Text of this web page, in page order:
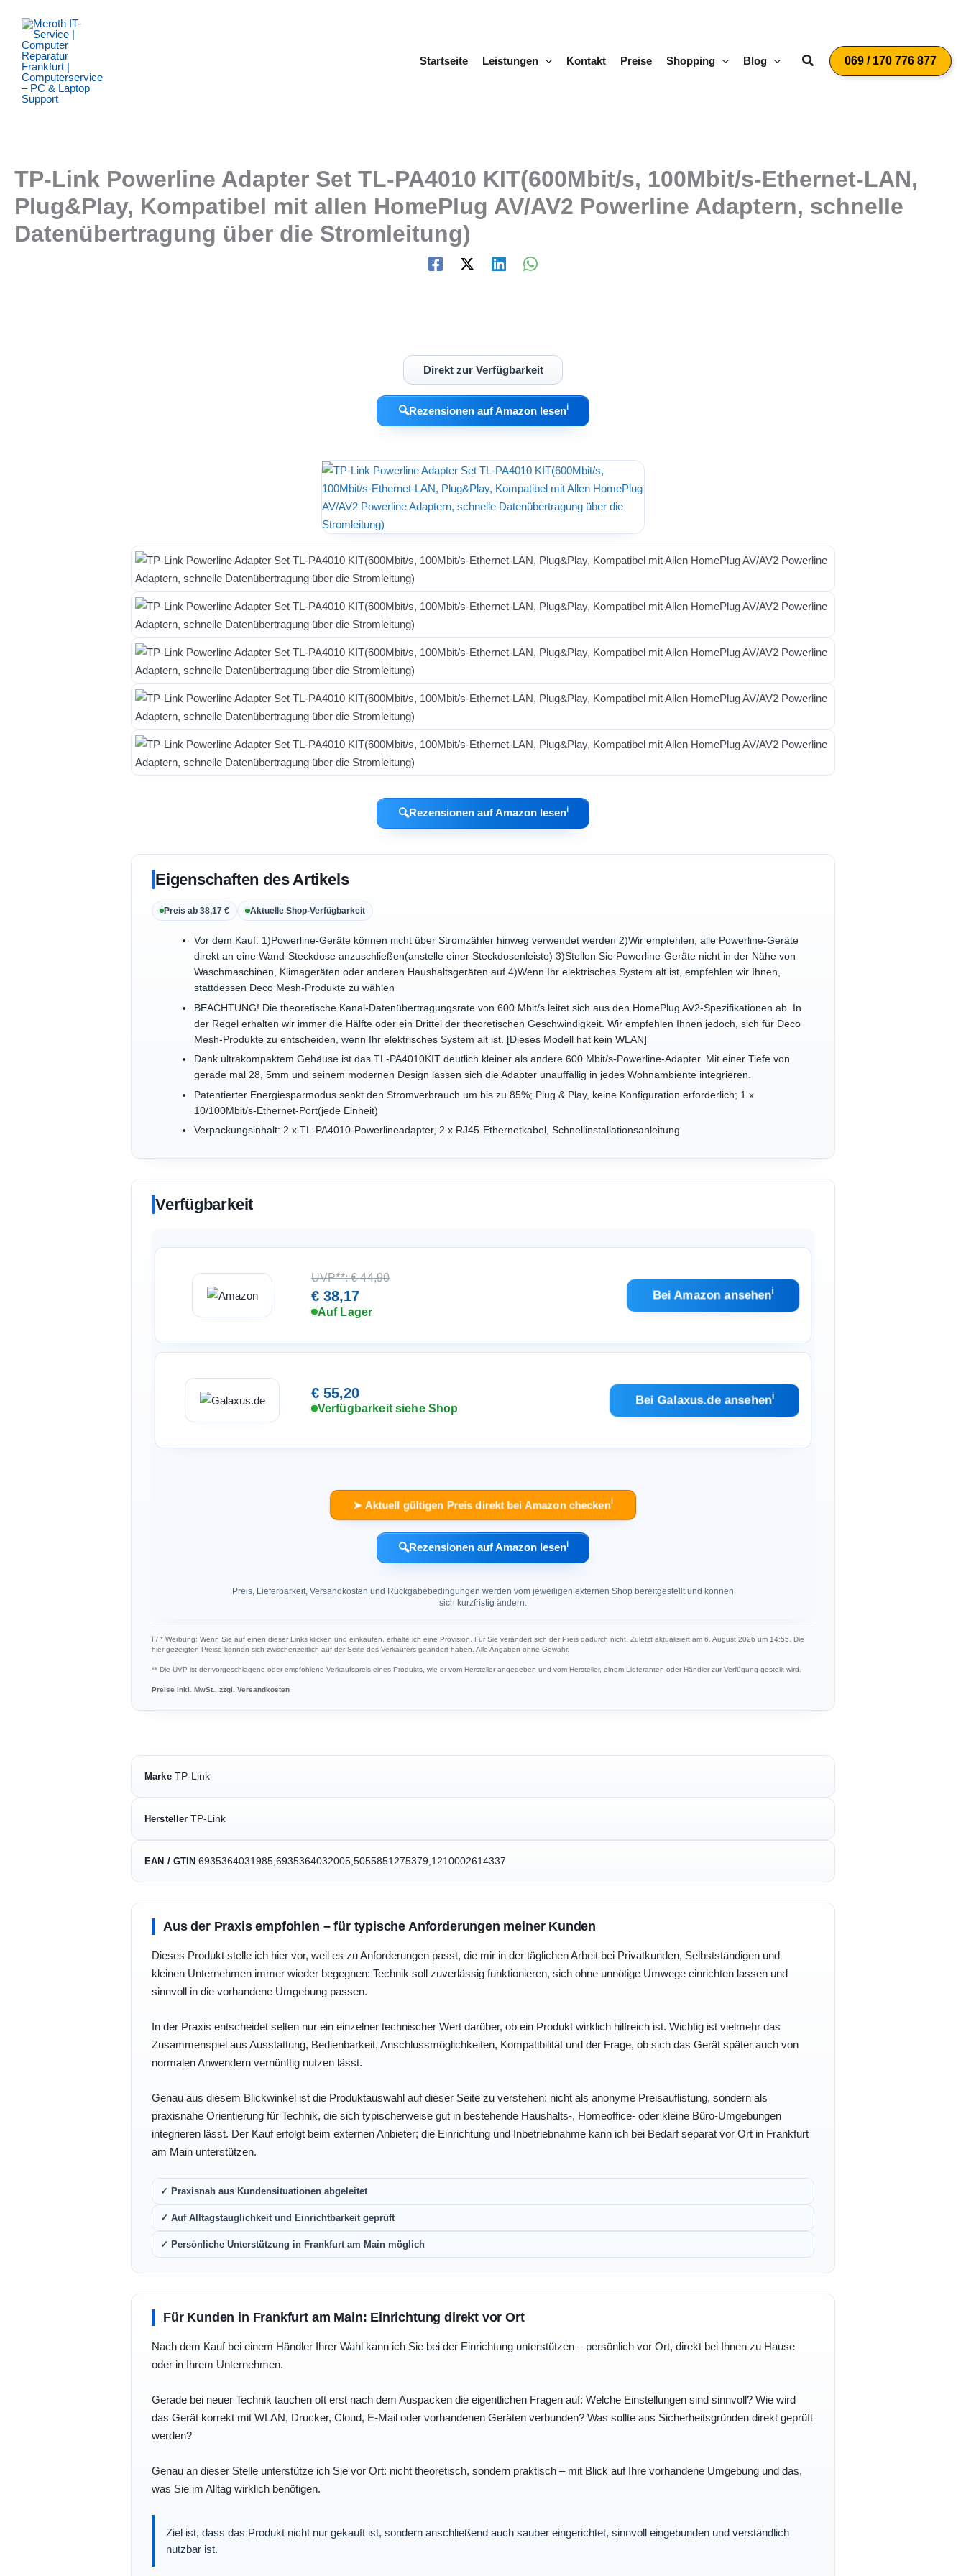
Inhalt
springen
Startseite
Leistungen Kontakt Preise Shopping Blog Suchen069 / 170 776 877
TP-Link Powerline Adapter Set TL-PA4010 KIT(600Mbit/s, 100Mbit/s-Ethernet-LAN,
Plug&Play, Kompatibel mit allen HomePlug AV/AV2 Powerline Adaptern, schnelle
Datenübertragung über die Stromleitung)
Direkt zur Verfügbarkeit
🔍Rezensionen auf Amazon lesenℹ︎
🔍Rezensionen auf Amazon lesenℹ︎
Eigenschaften des Artikels
Preis ab 38,17 € Aktuelle Shop-Verfügbarkeit
Vor dem Kauf: 1)Powerline-Geräte können nicht über Stromzähler hinweg verwendet werden 2)Wir empfehlen, alle Powerline-Geräte
direkt an eine Wand-Steckdose anzuschließen(anstelle einer Steckdosenleiste) 3)Stellen Sie Powerline-Geräte nicht in der Nähe von
Waschmaschinen, Klimageräten oder anderen Haushaltsgeräten auf 4)Wenn Ihr elektrisches System alt ist, empfehlen wir Ihnen,
stattdessen Deco Mesh-Produkte zu wählen
BEACHTUNG! Die theoretische Kanal-Datenübertragungsrate von 600 Mbit/s leitet sich aus den HomePlug AV2-Spezifikationen ab. In
der Regel erhalten wir immer die Hälfte oder ein Drittel der theoretischen Geschwindigkeit. Wir empfehlen Ihnen jedoch, sich für Deco
Mesh-Produkte zu entscheiden, wenn Ihr elektrisches System alt ist. [Dieses Modell hat kein WLAN]
Dank ultrakompaktem Gehäuse ist das TL-PA4010KIT deutlich kleiner als andere 600 Mbit/s-Powerline-Adapter. Mit einer Tiefe von
gerade mal 28, 5mm und seinem modernen Design lassen sich die Adapter unauffällig in jedes Wohnambiente integrieren.
Patentierter Energiesparmodus senkt den Stromverbrauch um bis zu 85%; Plug & Play, keine Konfiguration erforderlich; 1 x
10/100Mbit/s-Ethernet-Port(jede Einheit)
Verpackungsinhalt: 2 x TL-PA4010-Powerlineadapter, 2 x RJ45-Ethernetkabel, Schnellinstallationsanleitung
Verfügbarkeit
UVP**: € 44,90
€ 38,17
Auf Lager
Bei Amazon ansehenℹ︎
€ 55,20
Verfügbarkeit siehe Shop
Bei Galaxus.de ansehenℹ︎
➤ Aktuell gültigen Preis direkt bei Amazon checkenℹ︎
🔍Rezensionen auf Amazon lesenℹ︎
Preis, Lieferbarkeit, Versandkosten und Rückgabebedingungen werden vom jeweiligen externen Shop bereitgestellt und können
sich kurzfristig ändern.
ℹ︎ / * Werbung: Wenn Sie auf einen dieser Links klicken und einkaufen, erhalte ich eine Provision. Für Sie verändert sich der Preis dadurch nicht. Zuletzt aktualisiert am 6. August 2026 um 14:55. Die
hier gezeigten Preise können sich zwischenzeitlich auf der Seite des Verkäufers geändert haben. Alle Angaben ohne Gewähr.
** Die UVP ist der vorgeschlagene oder empfohlene Verkaufspreis eines Produkts, wie er vom Hersteller angegeben und vom Hersteller, einem Lieferanten oder Händler zur Verfügung gestellt wird.
Preise inkl. MwSt., zzgl. Versandkosten
Marke TP-Link
Hersteller TP-Link
EAN / GTIN 6935364031985,6935364032005,5055851275379,1210002614337
Aus der Praxis empfohlen – für typische Anforderungen meiner Kunden
Dieses Produkt stelle ich hier vor, weil es zu Anforderungen passt, die mir in der täglichen Arbeit bei Privatkunden, Selbstständigen und
kleinen Unternehmen immer wieder begegnen: Technik soll zuverlässig funktionieren, sich ohne unnötige Umwege einrichten lassen und
sinnvoll in die vorhandene Umgebung passen.
In der Praxis entscheidet selten nur ein einzelner technischer Wert darüber, ob ein Produkt wirklich hilfreich ist. Wichtig ist vielmehr das
Zusammenspiel aus Ausstattung, Bedienbarkeit, Anschlussmöglichkeiten, Kompatibilität und der Frage, ob sich das Gerät später auch von
normalen Anwendern vernünftig nutzen lässt.
Genau aus diesem Blickwinkel ist die Produktauswahl auf dieser Seite zu verstehen: nicht als anonyme Preisauflistung, sondern als
praxisnahe Orientierung für Technik, die sich typischerweise gut in bestehende Haushalts-, Homeoffice- oder kleine Büro-Umgebungen
integrieren lässt. Der Kauf erfolgt beim externen Anbieter; die Einrichtung und Inbetriebnahme kann ich bei Bedarf separat vor Ort in Frankfurt
am Main unterstützen.
✓ Praxisnah aus Kundensituationen abgeleitet
✓ Auf Alltagstauglichkeit und Einrichtbarkeit geprüft
✓ Persönliche Unterstützung in Frankfurt am Main möglich
Für Kunden in Frankfurt am Main: Einrichtung direkt vor Ort
Nach dem Kauf bei einem Händler Ihrer Wahl kann ich Sie bei der Einrichtung unterstützen – persönlich vor Ort, direkt bei Ihnen zu Hause
oder in Ihrem Unternehmen.
Gerade bei neuer Technik tauchen oft erst nach dem Auspacken die eigentlichen Fragen auf: Welche Einstellungen sind sinnvoll? Wie wird
das Gerät korrekt mit WLAN, Drucker, Cloud, E-Mail oder vorhandenen Geräten verbunden? Was sollte aus Sicherheitsgründen direkt geprüft
werden?
Genau an dieser Stelle unterstütze ich Sie vor Ort: nicht theoretisch, sondern praktisch – mit Blick auf Ihre vorhandene Umgebung und das,
was Sie im Alltag wirklich benötigen.
Ziel ist, dass das Produkt nicht nur gekauft ist, sondern anschließend auch sauber eingerichtet, sinnvoll eingebunden und verständlich
nutzbar ist.